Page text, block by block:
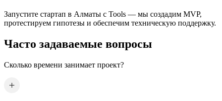
Запустите стартап в Алматы с Tools — мы создадим MVP,
протестируем гипотезы и обеспечим техническую поддержку.
Часто задаваемые вопросы
Сколько времени занимает проект?